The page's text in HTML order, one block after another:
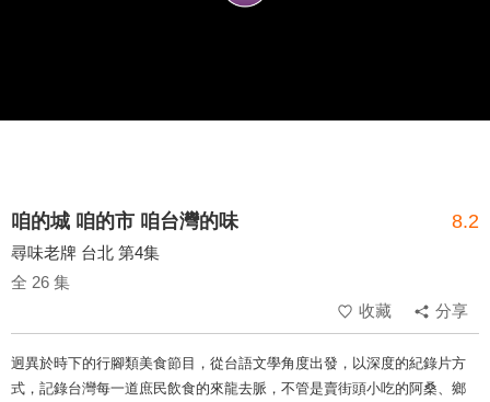
咱的城 咱的市 咱台灣的味 8.2
尋味老牌 台北 第4集
全 26 集
收藏
分享
迥異於時下的行腳類美食節目，從台語文學角度出發，以深度的紀錄片方
式，記錄台灣每一道庶民飲食的來龍去脈，不管是賣街頭小吃的阿桑、鄉